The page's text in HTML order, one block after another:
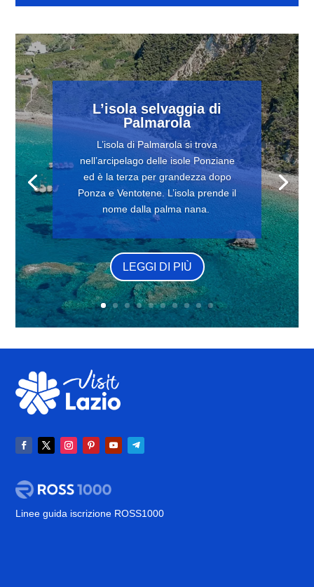
L’isola selvaggia di
Palmarola
L’isola di Palmarola si trova
nell’arcipelago delle isole Ponziane
ed è la terza per grandezza dopo
Ponza e Ventotene. L’isola prende il
nome dalla palma nana.
LEGGI DI PIÙ
Linee guida iscrizione ROSS1000